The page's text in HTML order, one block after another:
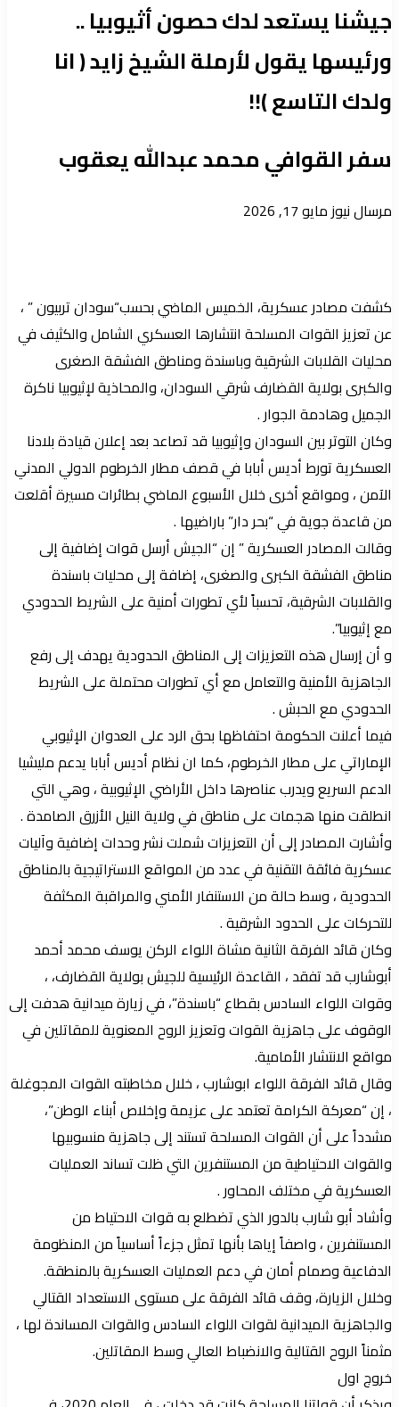
جيشنا يستعد لدك حصون أثيوبيا ..
ورئيسها يقول لأرملة الشيخ زايد ( انا
ولدك التاسع )!!
سفر القوافي محمد عبدالله يعقوب
مرسال نيوزأرسل
مايو 17, 2026
كشفت مصادر عسكرية، الخميس الماضي بحسب“سودان تربيون ” ،
عن تعزيز القوات المسلحة انتشارها العسكري الشامل والكثيف في
محليات القلابات الشرقية وباسندة ومناطق الفشقة الصغرى
والكبرى بولاية القضارف شرقي السودان، والمحاذية لإثيوبيا ناكرة
الجميل وهادمة الجوار .
وكان التوتر بين السودان وإثيوبيا قد تصاعد بعد إعلان قيادة بلادنا
العسكرية تورط أديس أبابا في قصف مطار الخرطوم الدولي المدني
الآمن ، ومواقع أخرى خلال الأسبوع الماضي بطائرات مسيرة أقلعت
من قاعدة جوية في “بحر دار” باراضيها .
وقالت المصادر العسكرية ” إن “الجيش أرسل قوات إضافية إلى
مناطق الفشقة الكبرى والصغرى، إضافة إلى محليات باسندة
والقلابات الشرقية، تحسباً لأي تطورات أمنية على الشريط الحدودي
مع إثيوبيا”.
و أن إرسال هذه التعزيزات إلى المناطق الحدودية يهدف إلى رفع
الجاهزية الأمنية والتعامل مع أي تطورات محتملة على الشريط
الحدودي مع الحبش .
فيما أعلنت الحكومة احتفاظها بحق الرد على العدوان الإثيوبي
الإماراتي على مطار الخرطوم، كما ان نظام أديس أبابا يدعم مليشيا
الدعم السريع ويدرب عناصرها داخل الأراضي الإثيوبية ، وهي التي
انطلقت منها هجمات على مناطق في ولاية النيل الأزرق الصامدة .
وأشارت المصادر إلى أن التعزيزات شملت نشر وحدات إضافية وآليات
عسكرية فائقة التقنية في عدد من المواقع الاستراتيجية بالمناطق
الحدودية ، وسط حالة من الاستنفار الأمني والمراقبة المكثفة
للتحركات على الحدود الشرقية .
وكان قائد الفرقة الثانية مشاة اللواء الركن يوسف محمد أحمد
أبوشارب قد تفقد ، القاعدة الرئيسية للجيش بولاية القضارف، ،
وقوات اللواء السادس بقطاع “باسندة”، في زيارة ميدانية هدفت إلى
الوقوف على جاهزية القوات وتعزيز الروح المعنوية للمقاتلين في
مواقع الانتشار الأمامية.
وقال قائد الفرقة اللواء ابوشارب ، خلال مخاطبته القوات المجوغلة
، إن “معركة الكرامة تعتمد على عزيمة وإخلاص أبناء الوطن”،
مشدداً على أن القوات المسلحة تستند إلى جاهزية منسوبيها
والقوات الاحتياطية من المستنفرين التي ظلت تساند العمليات
العسكرية في مختلف المحاور .
وأشاد أبو شارب بالدور الذي تضطلع به قوات الاحتياط من
المستنفرين ، واصفاً إياها بأنها تمثل جزءاً أساسياً من المنظومة
الدفاعية وصمام أمان في دعم العمليات العسكرية بالمنطقة.
وخلال الزيارة، وقف قائد الفرقة على مستوى الاستعداد القتالي
والجاهزية الميدانية لقوات اللواء السادس والقوات المساندة لها ،
مثمناً الروح القتالية والانضباط العالي وسط المقاتلين.
خروج اول